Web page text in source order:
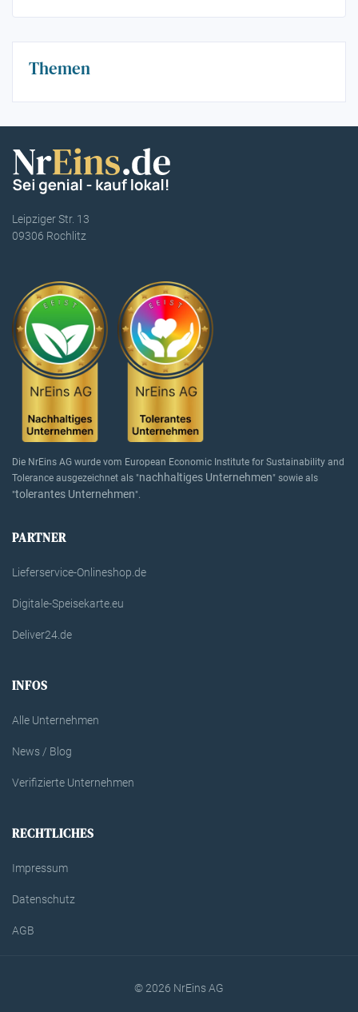
Themen
Leipziger Str. 13
09306 Rochlitz
Die NrEins AG wurde vom European Economic Institute for Sustainability and
Tolerance ausgezeichnet als "nachhaltiges Unternehmen" sowie als
"tolerantes Unternehmen".
PARTNER
Lieferservice-Onlineshop.de
Digitale-Speisekarte.eu
Deliver24.de
INFOS
Alle Unternehmen
News / Blog
Verifizierte Unternehmen
RECHTLICHES
Impressum
Datenschutz
AGB
© 2026 NrEins AG